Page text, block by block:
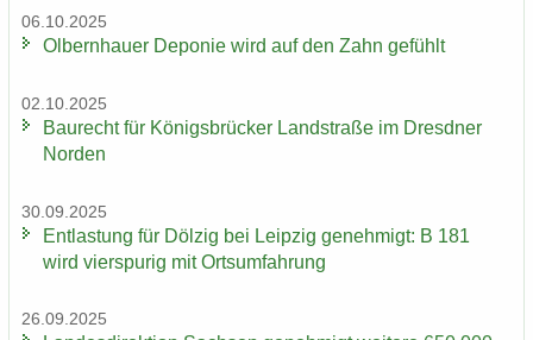
06.10.2025
Ol­bern­hau­er De­po­nie wird auf den Zahn ge­fühlt
02.10.2025
Bau­recht für Kö­nigs­brü­cker Land­stra­ße im Dresd­ner
Nor­den
30.09.2025
Ent­las­tung für Döl­zig bei Leip­zig ge­neh­migt: B 181
wird vier­spu­rig mit Orts­um­fah­rung
26.09.2025